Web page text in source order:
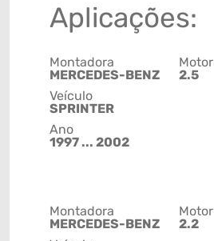
Aplicações:
Montadora
MERCEDES-BENZ
Veículo
SPRINTER
Ano
1997 ... 2002
Motor
2.5
Montadora
MERCEDES-BENZ
Motor
2.2